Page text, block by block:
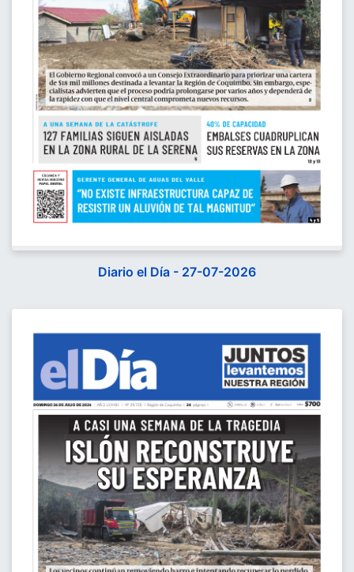
Diario el Día - 27-07-2026